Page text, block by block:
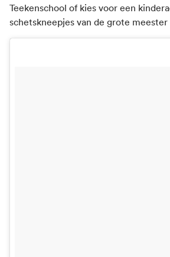
Teekenschool of kies voor een
schetskneepjes van de grote